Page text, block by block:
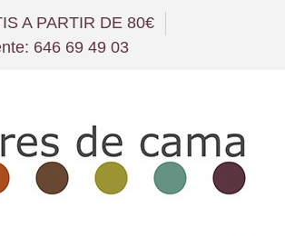
A PARTIR DE 80€
646 69 49 03